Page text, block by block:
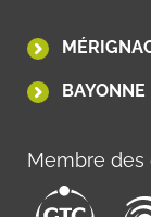
BAYONNE
Membre des